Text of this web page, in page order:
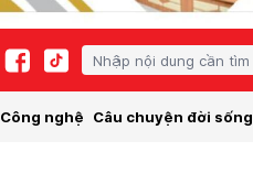
Công nghệ Câu chuyện đời sống